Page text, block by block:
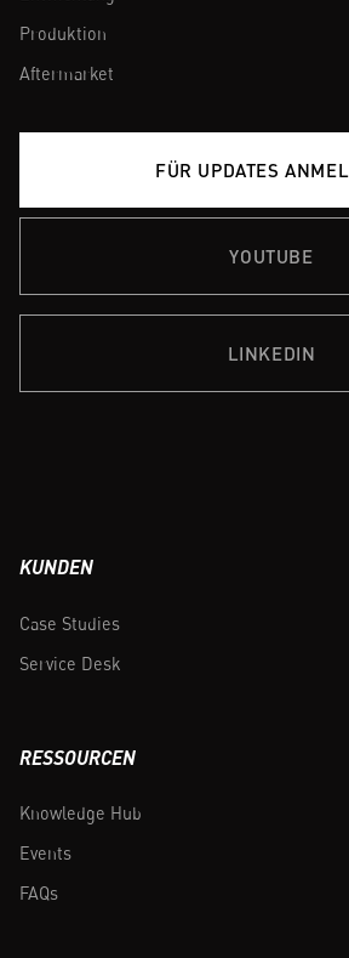
Produktion
Aftermarket
FÜR UPDATES
YOUTUBE
LINKEDIN
KUNDEN
Case Studies
Service Desk
RESSOURCEN
Knowledge Hub
Events
FAQs